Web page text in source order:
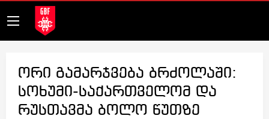
ორი გამარჯვება ბრძოლაში:
სოხუმი-საქართველომ და
რუსთავმა ბოლო წუთზე